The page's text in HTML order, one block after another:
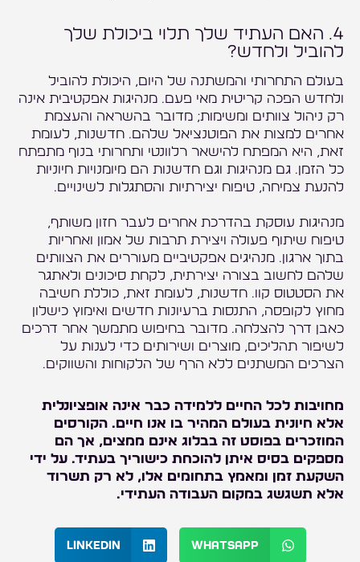
4. האם העתיד שלך תלוי ביכולת שלך
להוביל ולחדש?
בעולם התחרותי והמשתנה של היום, היכולת להוביל
ולחדש הפכה קריטית מאי פעם. מנהיגות אפקטיבית אינה
רק ניהול צוותים ומשימות; מדובר בהשראה והעצמת
אחרים למצות את הפוטנציאל שלהם. חדשנות, לעומת
זאת, היא המפתח להישאר רלוונטי ותחרותי בנוף מתפתח
כל הזמן. גם מנהיגות וגם חדשנות הם מיומנויות חיוניות
להנעת צמיחה, טיפוח יצירתיות והסתגלות לשינויים.
מנהיגות עוסקת בהדרכת אחרים לעבר חזון משותף,
טיפוח שיתוף פעולה ויצירת תרבות של אמון ואחריות
בתוך ארגון. מנהיגים אפקטיביים מעוררים את הצוותים
שלהם לחשוב בצורה יצירתית, לקחת סיכונים ולאתגר
את הסטטוס קוו. חדשנות, לעומת זאת, כוללת חשיבה
מחוץ לקופסה, התנסות ברעיונות חדשים ואימוץ כישלון
כאבן דרך להצלחה. מדובר בחיפוש מתמשך אחר דרכים
לשיפור תהליכים, מוצרים ושירותים כדי לענות על
הצרכים המשתנים ללא הרף של הלקוחות והשווקים.
מחויבות לכל החיים ללמידה כבר אינה אופציונלית
אלא חיונית בעולם המהיר בו אנו חיים. הקורסים
המוזכרים בפוסט זה בבלוג אינם ממצים, אך הם
מספקים בסיס איתן להוכחת כישוריך בעתיד. על ידי
השקעת זמן ומאמץ בתחומים אלו, לא רק תשרוד
אלא תשגשג במקום העבודה העתידי.
WhatsApp
LinkedIn